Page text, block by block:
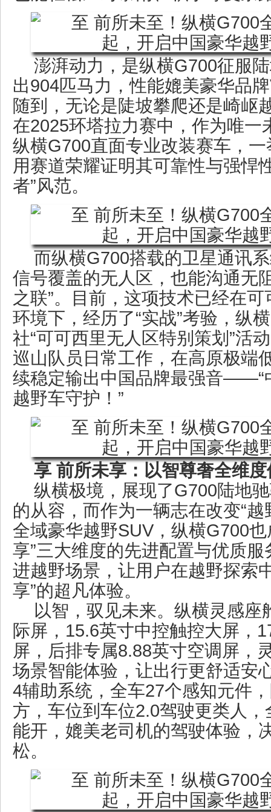
澎湃动力，是纵横G700征服
出904匹马力，性能媲美豪华品
随到，无论是陡坡攀爬还是崎岖
在2025环塔拉力赛中，作为唯一
纵横G700直面专业改装赛车，
用赛道荣耀证明其可靠性与强悍
者”风范。
而纵横G700搭载的卫星通讯
信号覆盖的无人区，也能沟通无
之联”。目前，这项技术已经在
环境下，经历了“实战”考验，纵
社“可可西里无人区特别策划”活
巡山队员日常工作，在高原极端
续稳定输出中国品牌最强音——“
越野车守护！”
享 前所未享：以智尊奢全维
纵横极境，展现了G700陆地
的从容，而作为一辆志在改变“
全域豪华越野SUV，纵横G700
享”三大维度的先进配置与优质服
进越野场景，让用户在越野探索
享”的超凡体验。
以智，驭见未来。纵横灵感座
际屏，15.6英寸中控触控大屏，
屏，后排专属8.88英寸空调屏，
场景智能体验，让出行更舒适安
4辅助系统，全车27个感知元件
方，车位到车位2.0驾驶更类人
能开，媲美老司机的驾驶体验，
松。